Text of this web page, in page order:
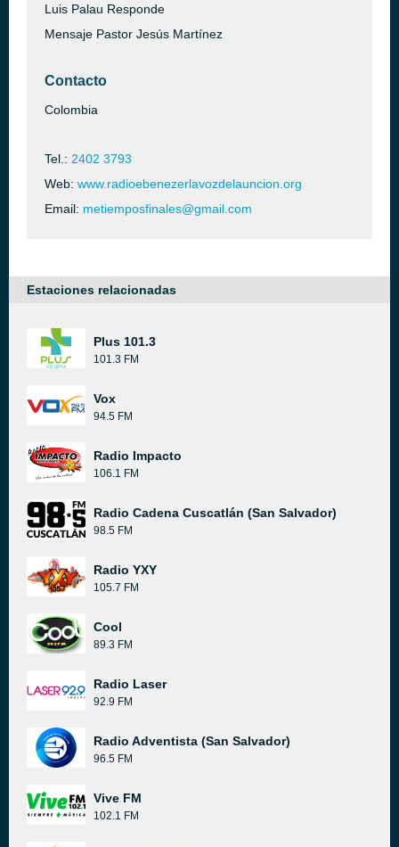
Luis Palau Responde
Mensaje Pastor Jesús Martínez
Contacto
Colombia
Tel.: 2402 3793
Web: www.radioebenezerlavozdelauncion.org
Email: metiemposfinales@gmail.com
Estaciones relacionadas
Plus 101.3
101.3 FM
Vox
94.5 FM
Radio Impacto
106.1 FM
Radio Cadena Cuscatlán (San Salvador)
98.5 FM
Radio YXY
105.7 FM
Cool
89.3 FM
Radio Laser
92.9 FM
Radio Adventista (San Salvador)
96.5 FM
Vive FM
102.1 FM